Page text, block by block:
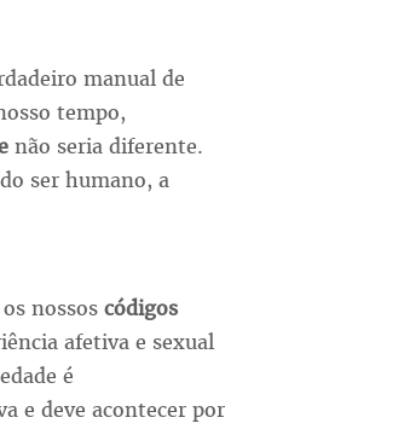
manual de
tempo,
não seria diferente.
ser humano, a
nossos códigos
afetiva e sexual
é
e deve acontecer por